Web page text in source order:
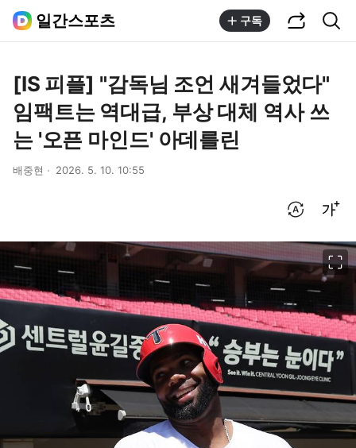
일간스포츠 구독
[IS 피플] "감독님 조언 새겨들었다"
임팩트는 역대급, 부상 대체 역사 쓰
는 '오픈 마인드' 아데를린
배중현 2026. 5. 10. 10:55